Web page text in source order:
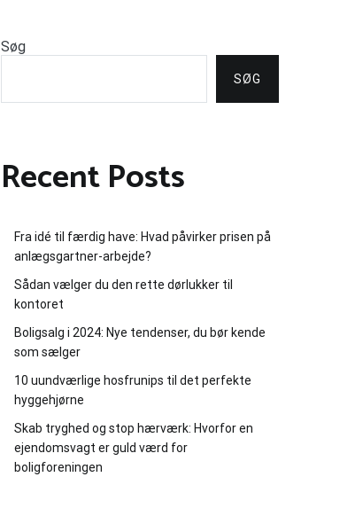
Søg
SØG
Recent Posts
Fra idé til færdig have: Hvad påvirker prisen på
anlægsgartner-arbejde?
Sådan vælger du den rette dørlukker til
kontoret
Boligsalg i 2024: Nye tendenser, du bør kende
som sælger
10 uundværlige hosfrunips til det perfekte
hyggehjørne
Skab tryghed og stop hærværk: Hvorfor en
ejendomsvagt er guld værd for
boligforeningen